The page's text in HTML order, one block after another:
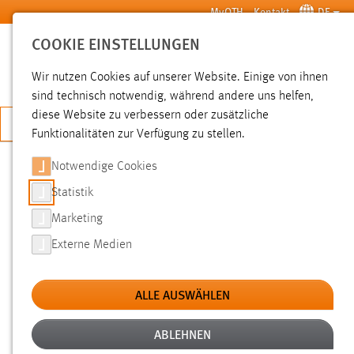
Zum Hauptinhalt springen MyOTH Kontakt DE
SUCHE
JETZT BEWERBEN
SUCHE
FILTER
Typ
Erstellungsdatum
COOKIE EINSTELLUNGEN
Wir nutzen Cookies auf unserer Website. Einige von ihnen
sind technisch notwendig, während andere uns helfen,
diese Website zu verbessern oder zusätzliche
Funktionalitäten zur Verfügung zu stellen.
Notwendige Cookies
Statistik
Marketing
Externe Medien
ALLE AUSWÄHLEN
ABLEHNEN